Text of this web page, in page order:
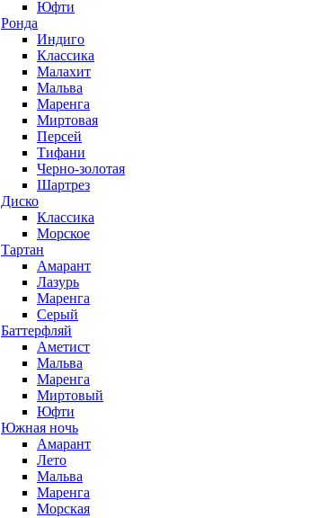
Юфти
Ронда
Индиго
Классика
Малахит
Мальва
Маренга
Миртовая
Персей
Тифани
Черно-золотая
Шартрез
Диско
Классика
Морское
Тартан
Амарант
Лазурь
Маренга
Серый
Баттерфляй
Аметист
Мальва
Маренга
Миртовый
Юфти
Южная ночь
Амарант
Лето
Мальва
Маренга
Морская